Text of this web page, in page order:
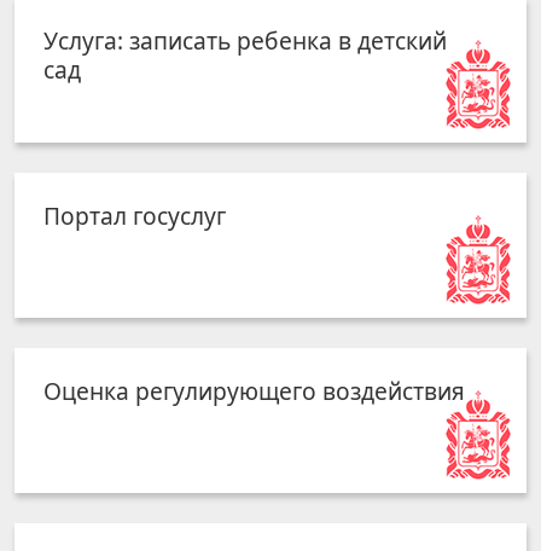
Услуга: записать ребенка в детский
сад
Портал госуслуг
Оценка регулирующего воздействия